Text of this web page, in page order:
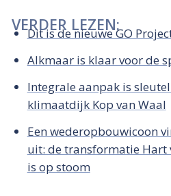
VERDER LEZEN:
Dit is de nieuwe GO
Alkmaar is klaar voor de
Integrale aanpak is
klimaatdijk Kop van Waal
Een wederopbouwicoon
uit: de transformatie Hart
is op stoom